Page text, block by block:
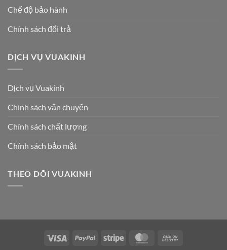
Chế độ bảo hành
Chính sách đổi trả
DỊCH VỤ VUAKINH
Dịch vụ Vuakinh
Chính sách vận chuyển
Chính sách chất lượng
Chính sách bảo mật
THEO DÕI VUAKINH
Visa PayPal Stripe MasterCard